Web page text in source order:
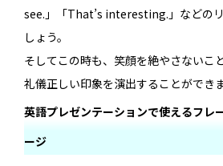
see.」「That’s interesting.」などの
しょう。
そしてこの時も、笑顔を絶やさないこ
礼儀正しい印象を演出することができま
英語プレゼンテーションで使えるフレ
ージ